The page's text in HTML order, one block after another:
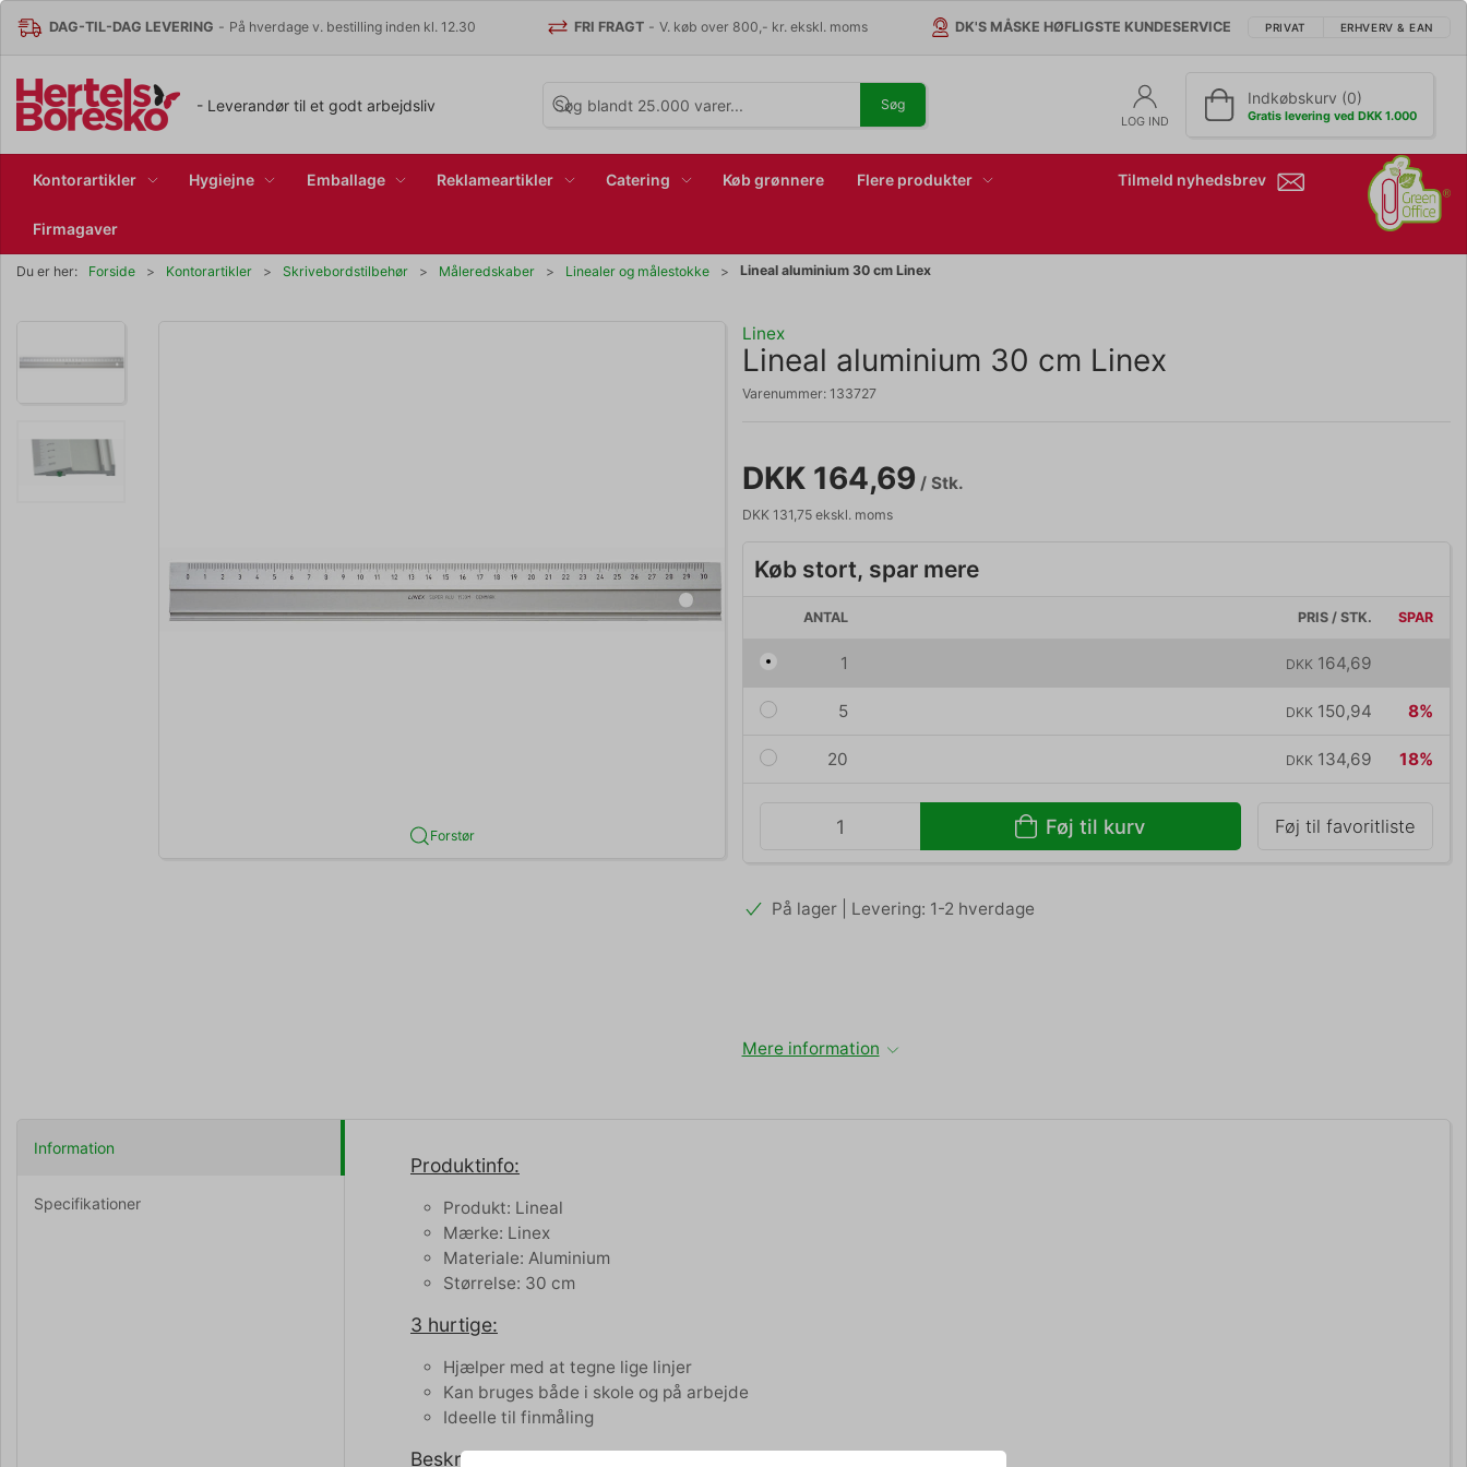
DAG-TIL-DAG LEVERING - På hverdage v. bestilling inden kl. 12.30 FRI FRAGT -V. køb over 800,- kr. ekskl. moms DK'S MÅSKE HØFLIGSTE KUNDESERVICE PRIVAT ERHVERV & EAN
- Leverandør til et godt arbejdsliv Søg
LOG IND
Indkøbskurv (0)
Gratis levering ved DKK 1.000
Kontorartikler Hygiejne Emballage Reklameartikler Catering Køb grønnere Flere produkter
Firmagaver
Tilmeld nyhedsbrev
Du er her: Forside Kontorartikler Skrivebordstilbehør Måleredskaber Linealer og målestokke Lineal aluminium 30 cm Linex
Forstør
Linex
Lineal aluminium 30 cm Linex
Varenummer: 133727
DKK 164,69 / Stk.
DKK 131,75 ekskl. moms
Køb stort, spar mere
ANTAL PRIS / STK. SPAR
Føj til kurv Føj til favoritliste
1 DKK 164,69
5 DKK 150,94 8%
20 DKK 134,69 18%
På lager | Levering: 1-2 hverdage
Mere information
Information
Specifikationer
Produktinfo:
Produkt: Lineal
Mærke: Linex
Materiale: Aluminium
Størrelse: 30 cm
3 hurtige:
Hjælper med at tegne lige linjer
Kan bruges både i skole og på arbejde
Ideelle til finmåling
Beskrivelse: